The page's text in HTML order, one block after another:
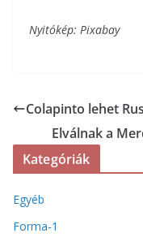
Nyitókép: Pixabay
Colapinto lehet
Elválnak a
Kategóriák
Egyéb
Forma-1